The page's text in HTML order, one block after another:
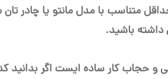
متناسب با مدل مانتو یا چادر
باشید.
و حجاب کار ساده ایست اگر